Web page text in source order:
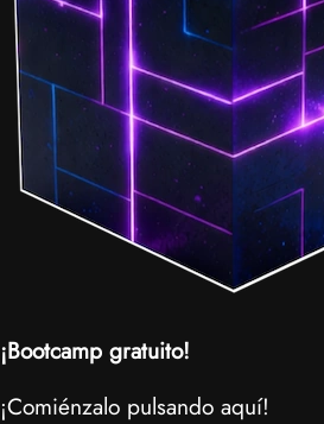
¡Bootcamp gratuito!
¡Comiénzalo pulsando aquí!